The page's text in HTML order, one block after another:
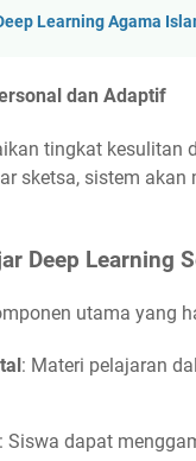
Learning Agama
dan Adaptif
tingkat kesulitan
sketsa, sistem
Deep Learning
utama yang
: Materi pelajaran
: Siswa dapat